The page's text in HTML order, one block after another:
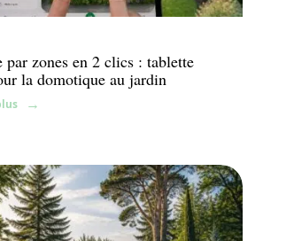
par zones en 2 clics : tablette
la domotique au jardin